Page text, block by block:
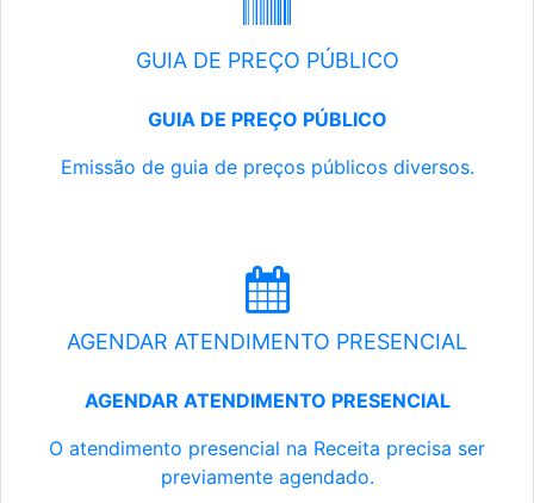
GUIA DE PREÇO PÚBLICO
GUIA DE PREÇO PÚBLICO
Emissão de guia de preços públicos diversos.
AGENDAR ATENDIMENTO PRESENCIAL
AGENDAR ATENDIMENTO PRESENCIAL
O atendimento presencial na Receita precisa ser
previamente agendado.